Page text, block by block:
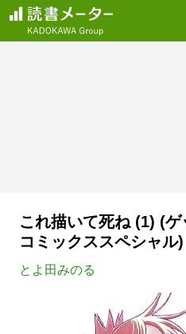
これ描いて死ね (1) (
コミックススペシャル)
とよ田みのる